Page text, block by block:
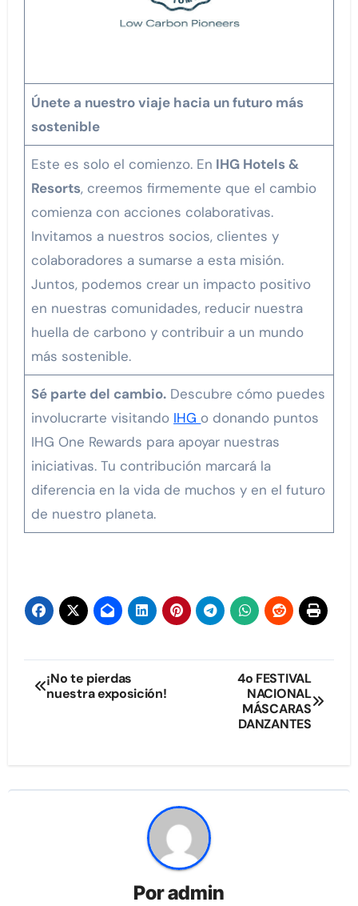
Únete a nuestro viaje hacia un futuro más
sostenible
Este es solo el comienzo. En IHG Hotels &
Resorts, creemos firmemente que el cambio
comienza con acciones colaborativas.
Invitamos a nuestros socios, clientes y
colaboradores a sumarse a esta misión.
Juntos, podemos crear un impacto positivo
en nuestras comunidades, reducir nuestra
huella de carbono y contribuir a un mundo
más sostenible.
Sé parte del cambio. Descubre cómo puedes
involucrarte visitando IHG o donando puntos
IHG One Rewards para apoyar nuestras
iniciativas. Tu contribución marcará la
diferencia en la vida de muchos y en el futuro
de nuestro planeta.
Navegación
de
¡No te pierdas
nuestra exposición!
4o FESTIVAL
NACIONAL
MÁSCARAS
DANZANTES
Poradmin